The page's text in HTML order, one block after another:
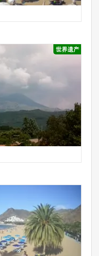
世界遗产